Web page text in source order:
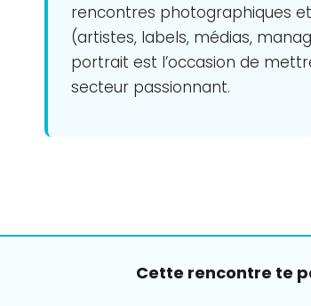
rencontres photographiques et
(artistes, labels, médias,
portrait est l’occasion de
secteur passionnant.
Cette rencontre te